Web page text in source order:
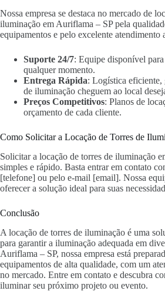
Nossa empresa se destaca no mercado de
iluminação em Auriflama – SP pela
equipamentos e pelo excelente atendimento
Suporte 24/7: Equipe disponível para
qualquer momento.
Entrega Rápida: Logística eficiente,
de iluminação cheguem ao local
Preços Competitivos: Planos de
orçamento de cada cliente.
Como Solicitar a Locação de Torres de
Solicitar a locação de torres de iluminação
simples e rápido. Basta entrar em contato
[telefone] ou pelo e-mail [email]. Nossa
oferecer a solução ideal para suas
Conclusão
A locação de torres de iluminação é uma
para garantir a iluminação adequada em
Auriflama – SP, nossa empresa está
equipamentos de alta qualidade, com um
no mercado. Entre em contato e descubra
iluminar seu próximo projeto ou evento.